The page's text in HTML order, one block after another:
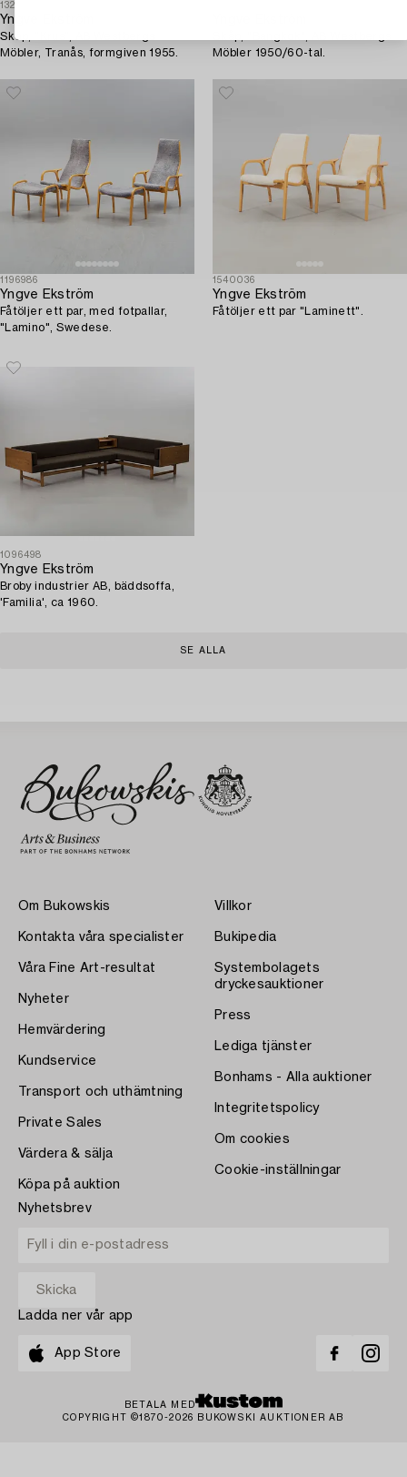
1328220
Yngve Ekström
Skåp, ”Krus”, AB Westbergs
Möbler, Tranås, formgiven 1955.
Möbler 1950/60-tal.
1196986
Yngve Ekström
Fåtöljer ett par, med fotpallar,
"Lamino", Swedese.
1540036
Yngve Ekström
Fåtöljer ett par "Laminett".
1096498
Yngve Ekström
Broby industrier AB, bäddsoffa,
'Familia', ca 1960.
SE ALLA
Om Bukowskis
Kontakta våra specialister
Våra Fine Art-resultat
Nyheter
Hemvärdering
Kundservice
Transport och uthämtning
Private Sales
Värdera & sälja
Köpa på auktion
Villkor
Bukipedia
Systembolagets
dryckesauktioner
Press
Lediga tjänster
Bonhams - Alla auktioner
Integritetspolicy
Om cookies
Cookie-inställningar
Nyhetsbrev
Ladda ner vår app
App Store
BETALA MED
COPYRIGHT ©1870-2026 BUKOWSKI AUKTIONER AB